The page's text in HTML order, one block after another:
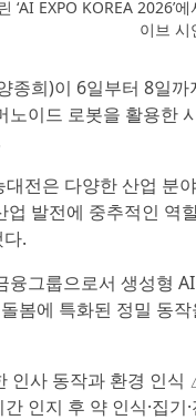
‘AI EXPO KOREA 2026’
이브 시
종희)이 6일부터 8일
이드 로봇을 활용한
전은 다양한 산업 분
발전에 중추적인
.
그룹으로서 생성형
돌봄에 특화된 정밀
인사 동작과 환경 인
인지 후 약 인식·집